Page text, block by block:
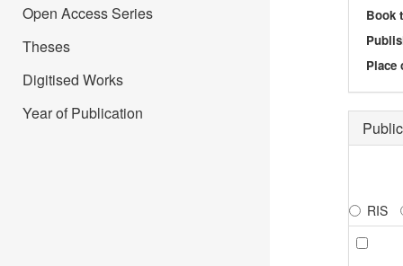
Open Access Series
Theses
Digitised Works
Year of Publication
Book
Place
RIS